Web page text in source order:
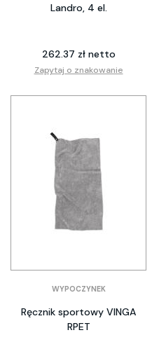
Landro, 4 el.
262.37 zł netto
Zapytaj o znakowanie
WYPOCZYNEK
Ręcznik sportowy VINGA
RPET